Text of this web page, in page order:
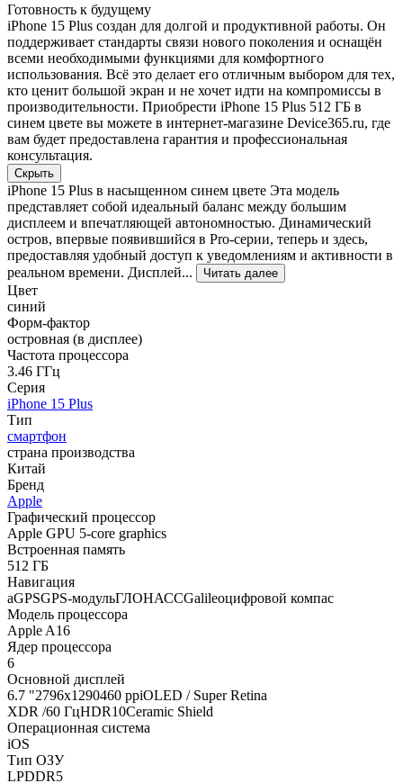
Готовность к будущему
iPhone 15 Plus создан для долгой и продуктивной работы. Он
поддерживает стандарты связи нового поколения и оснащён
всеми необходимыми функциями для комфортного
использования. Всё это делает его отличным выбором для тех,
кто ценит большой экран и не хочет идти на компромиссы в
производительности. Приобрести iPhone 15 Plus 512 ГБ в
синем цвете вы можете в интернет-магазине Device365.ru, где
вам будет предоставлена гарантия и профессиональная
консультация.
Скрыть
iPhone 15 Plus в насыщенном синем цвете Эта модель
представляет собой идеальный баланс между большим
дисплеем и впечатляющей автономностью. Динамический
остров, впервые появившийся в Pro-серии, теперь и здесь,
предоставляя удобный доступ к уведомлениям и активности в
реальном времени. Дисплей...
Читать далее
Цвет
синий
Форм-фактор
островная (в дисплее)
Частота процессора
3.46 ГГц
Серия
iPhone 15 Plus
Тип
смартфон
страна производства
Китай
Бренд
Apple
Графический процессор
Apple GPU 5-core graphics
Встроенная память
512 ГБ
Навигация
aGPSGPS-модульГЛОНАССGalileoцифровой компас
Модель процессора
Apple A16
Ядер процессора
6
Основной дисплей
6.7 "2796х1290460 ppiOLED / Super Retina
XDR /60 ГцHDR10Ceramic Shield
Операционная система
iOS
Тип ОЗУ
LPDDR5